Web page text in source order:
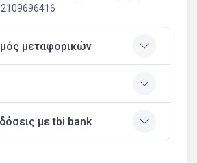
μεταφορικών
με tbi bank